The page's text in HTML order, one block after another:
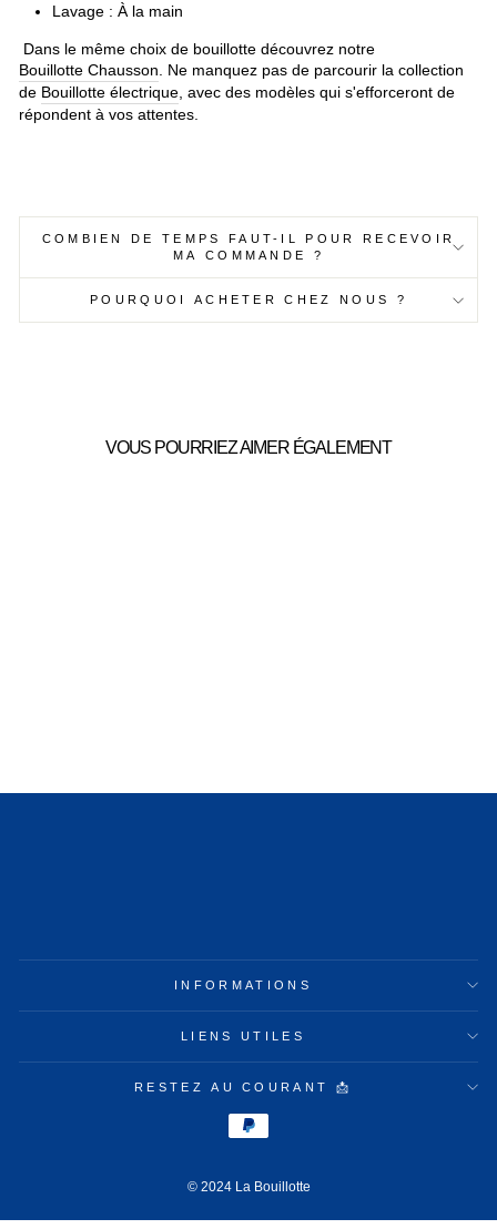
Lavage : À la main
Dans le même choix de bouillotte découvrez notre
Bouillotte Chausson. Ne manquez pas de parcourir la collection
de Bouillotte électrique, avec des modèles qui s'efforceront de
répondent à vos attentes.
COMBIEN DE TEMPS FAUT-IL POUR RECEVOIR
MA COMMANDE ?
POURQUOI ACHETER CHEZ NOUS ?
VOUS POURRIEZ AIMER ÉGALEMENT
INFORMATIONS
LIENS UTILES
RESTEZ AU COURANT 📩
© 2024 La Bouillotte